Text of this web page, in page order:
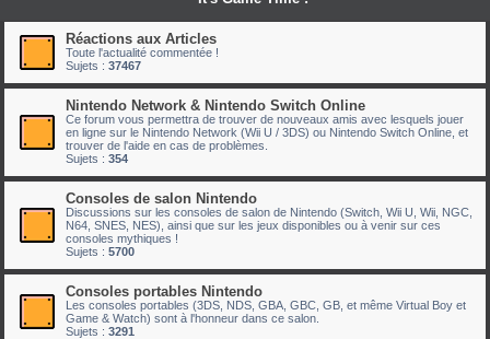
r
Réactions aux Articles
Toute l'actualité commentée !
Sujets : 37467
Nintendo Network & Nintendo Switch Online
Ce forum vous permettra de trouver de nouveaux amis avec lesquels jouer
en ligne sur le Nintendo Network (Wii U / 3DS) ou Nintendo Switch Online, et
trouver de l'aide en cas de problèmes.
Sujets : 354
Consoles de salon Nintendo
Discussions sur les consoles de salon de Nintendo (Switch, Wii U, Wii, NGC,
N64, SNES, NES), ainsi que sur les jeux disponibles ou à venir sur ces
consoles mythiques !
Sujets : 5700
Consoles portables Nintendo
Les consoles portables (3DS, NDS, GBA, GBC, GB, et même Virtual Boy et
Game & Watch) sont à l'honneur dans ce salon.
Sujets : 3291